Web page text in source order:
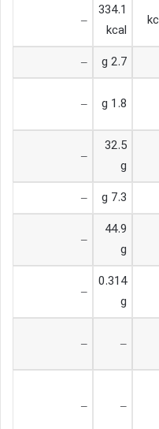
334.1
kcal
–
2.7 g
–
1.8 g
–
32.5
g
–
7.3 g
–
44.9
g
–
0.314
g
–
–
–
–
–